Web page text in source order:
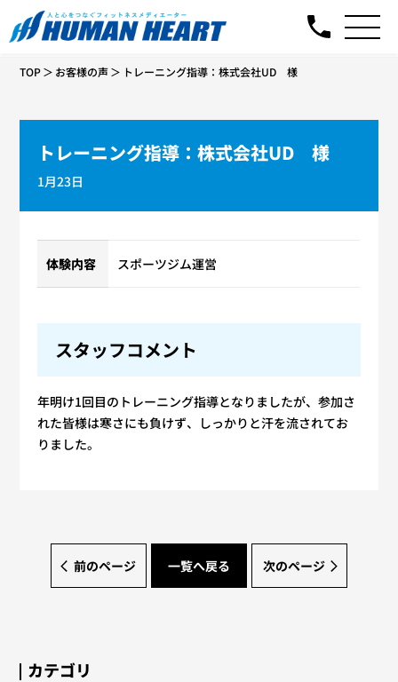
TOP お客様の声 トレーニング指導：株式会社UD 様
トレーニング指導：株式会社UD 様
1月23日
体験内容 スポーツジム運営
スタッフコメント
年明け1回目のトレーニング指導となりましたが、参加さ
れた皆様は寒さにも負けず、しっかりと汗を流されてお
りました。
前のページ 一覧へ戻る 次のページ
カテゴリ